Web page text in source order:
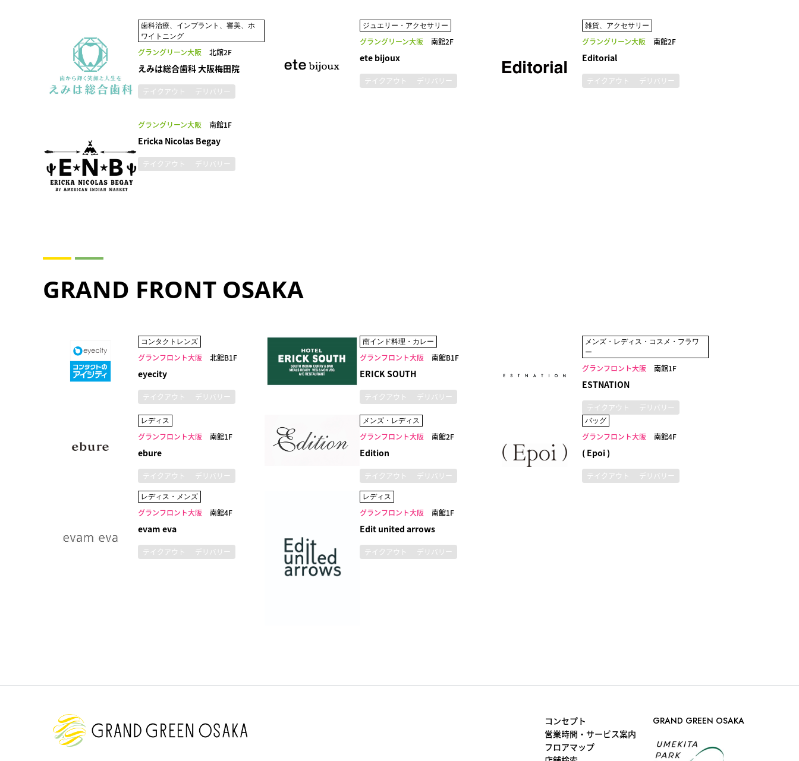
歯科治療、インプラント、審美、ホ
ワイトニング
グラングリーン大阪 北館2F
えみは総合歯科 大阪梅田院
テイクアウト デリバリー
ジュエリー・アクセサリー
グラングリーン大阪 南館2F
ete bijoux
テイクアウト デリバリー
雑貨、アクセサリー
グラングリーン大阪 南館2F
Editorial
テイクアウト デリバリー
グラングリーン大阪 南館1F
Ericka Nicolas Begay
テイクアウト デリバリー
GRAND FRONT OSAKA
コンタクトレンズ
グランフロント大阪 北館B1F
eyecity
テイクアウト デリバリー
南インド料理・カレー
グランフロント大阪 南館B1F
ERICK SOUTH
テイクアウト デリバリー
メンズ・レディス・コスメ・フラワ
ー
グランフロント大阪 南館1F
ESTNATION
テイクアウト デリバリー
レディス
グランフロント大阪 南館1F
ebure
テイクアウト デリバリー
メンズ・レディス
グランフロント大阪 南館2F
Edition
テイクアウト デリバリー
バッグ
グランフロント大阪 南館4F
( Epoi )
テイクアウト デリバリー
レディス・メンズ
グランフロント大阪 南館4F
evam eva
テイクアウト デリバリー
レディス
グランフロント大阪 南館1F
Edit united arrows
テイクアウト デリバリー
コンセプト
営業時間・サービス案内
フロアマップ
GRAND GREEN OSAKA